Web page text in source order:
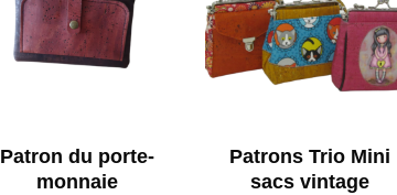
Patron du porte-
monnaie
Patrons Trio Mini
sacs vintage